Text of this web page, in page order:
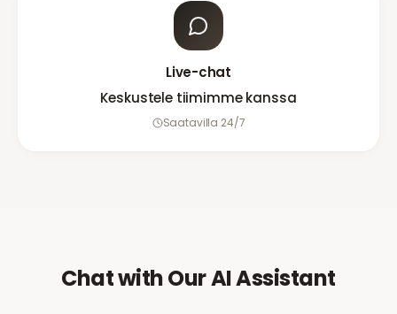
Live-chat
Keskustele tiimimme kanssa
Saatavilla 24/7
Chat with Our AI Assistant